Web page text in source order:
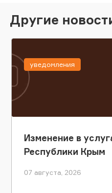
Другие
Изменение в
Республики Крым
07 августа, 2026
уведомления